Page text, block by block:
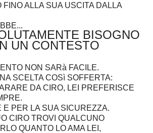
FINO ALLA SUA USCITA DALLA
BISOGNO
UN CONTESTO
NON SARà FACILE.
SCELTA COSì SOFFERTA:
DA CIRO, LEI PREFERISCE
E PER LA SUA SICUREZZA.
CIRO TROVI QUALCUNO
QUANTO LO AMA LEI,